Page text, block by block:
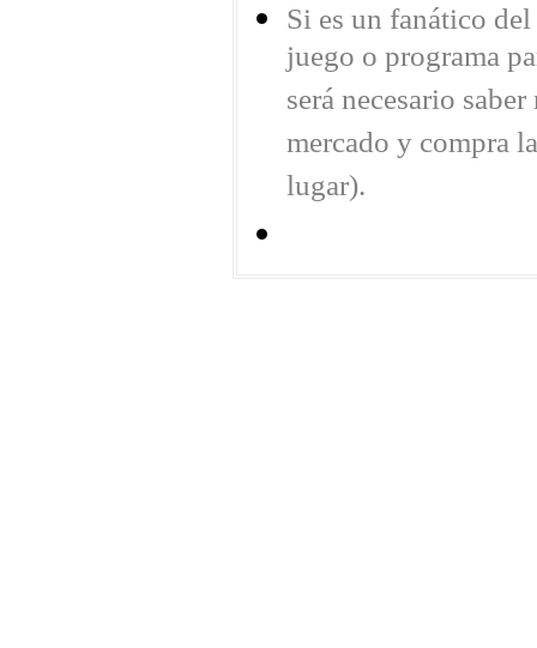
Si es un fanático
juego o programa
será necesario
mercado y compra
lugar).